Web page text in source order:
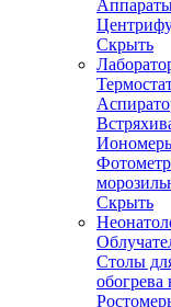
Скрыть
Скрыть
Столы